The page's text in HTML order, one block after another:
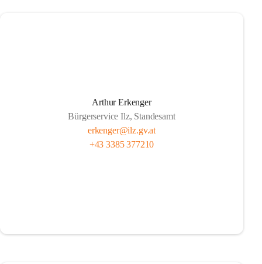
Arthur Erkenger
Bürgerservice Ilz, Standesamt
erkenger@ilz.gv.at
+43 3385 377210